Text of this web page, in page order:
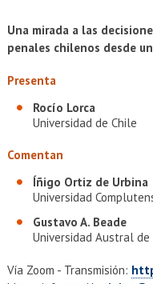
Una mirada a las
penales chilenos desde
Presenta
Rocío Lorca
Universidad de Chile
Comentan
Íñigo Ortiz de Urbina
Universidad
Gustavo A. Beade
Universidad Austral de
Vía Zoom - Transmisión: